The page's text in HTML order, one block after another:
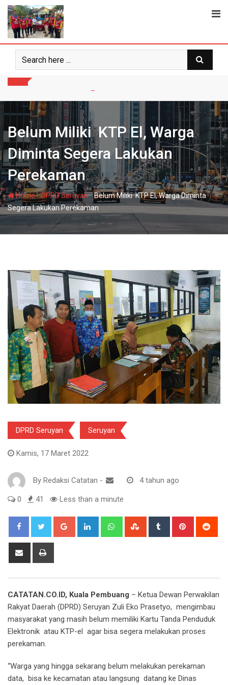
Skip
content
Belum Miliki KTP El, Warga
Diminta Segera Lakukan
Perekaman
Home-DPRD Seruyan-Belum Miliki KTP El, Warga Diminta
Segera Lakukan Perekaman
DPRD Seruyan Seruyan
Kamis, 17 Maret 2022
By Redaksi Catatan - 4 tahun ago
0 41 Less than a minute
Google+ LinkedIn WhatsappStumbleUpon
Tumblr Pinterest
Share
CATATAN.CO.ID, Kuala Pembuang – Ketua Dewan Perwakilan
Rakyat Daerah (DPRD) Seruyan Zuli Eko Prasetyo, mengimbau
masyarakat yang masih belum memiliki Kartu Tanda Penduduk
Elektronik atau KTP-el agar bisa segera melakukan proses
perekaman.
“Warga yang hingga sekarang belum melakukan perekaman
data, bisa ke kecamatan atau langsung datang ke Dinas